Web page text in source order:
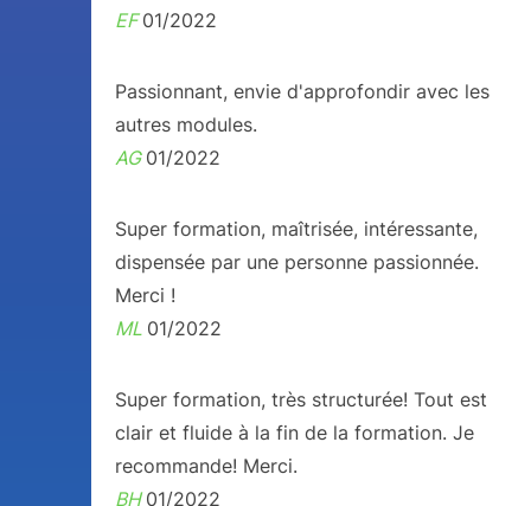
EF01/2022
Passionnant, envie d'approfondir avec les
autres modules.
AG 01/2022
Super formation, maîtrisée, intéressante,
dispensée par une personne passionnée.
Merci !
ML 01/2022
Super formation, très structurée! Tout est
clair et fluide à la fin de la formation. Je
recommande! Merci.
BH01/2022